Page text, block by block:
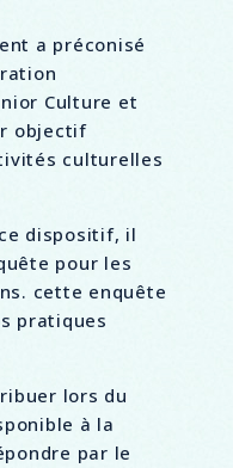
a préconisé
Culture et
objectif
culturelles
dispositif, il
pour les
cette enquête
pratiques
lors du
à la
par le